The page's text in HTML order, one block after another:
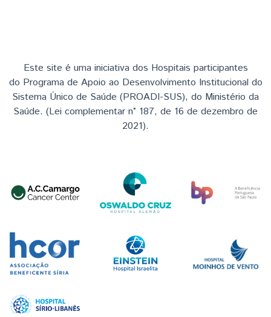
Este site é uma iniciativa dos Hospitais participantes
do Programa de Apoio ao Desenvolvimento Institucional do
Sistema Único de Saúde (PROADI-SUS), do Ministério da
Saúde. (Lei complementar n° 187, de 16 de dezembro de
2021).